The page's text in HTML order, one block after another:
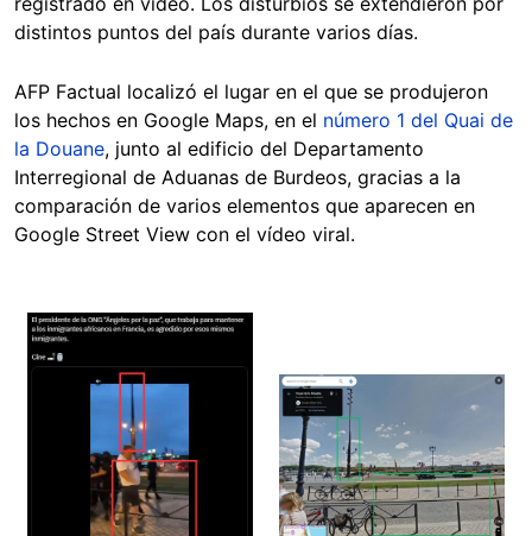
distintos puntos del país durante varios días.
AFP Factual localizó el lugar en el que se produjeron
los hechos en Google Maps, en el número 1 del Quai de
la Douane, junto al edificio del Departamento
Interregional de Aduanas de Burdeos, gracias a la
comparación de varios elementos que aparecen en
Google Street View con el vídeo viral.
Image
Image